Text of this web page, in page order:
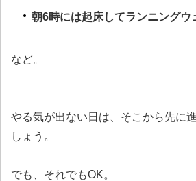
朝6時には起床してランニングウ
など。
やる気が出ない日は、そこから先に
しょう。
でも、それでもOK。